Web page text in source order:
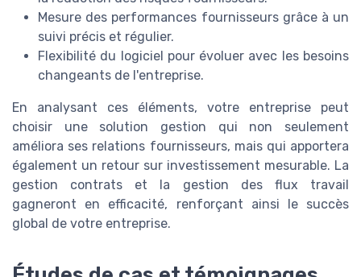
Mesure des performances fournisseurs grâce à un
suivi précis et régulier.
Flexibilité du logiciel pour évoluer avec les besoins
changeants de l'entreprise.
En analysant ces éléments, votre entreprise peut
choisir une solution gestion qui non seulement
améliora ses relations fournisseurs, mais qui apportera
également un retour sur investissement mesurable. La
gestion contrats et la gestion des flux travail
gagneront en efficacité, renforçant ainsi le succès
global de votre entreprise.